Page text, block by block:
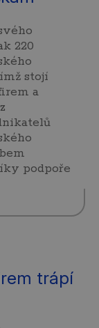
220
stojí
a
podpoře
trápí